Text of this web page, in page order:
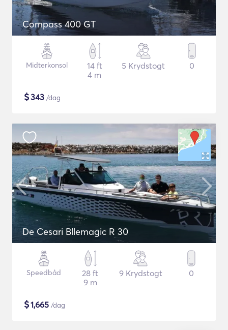
Compass 400 GT
Midterkonsol
14 ft
4 m
5 Krydstogt 0
$343 /dag
De Cesari Bllemagic R 30
Speedbåd
28 ft
9 m
9 Krydstogt 0
$1,665 /dag